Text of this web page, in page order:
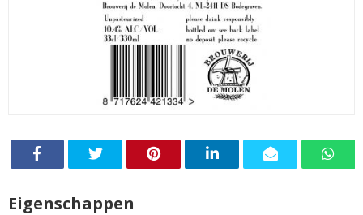
Eigenschappen